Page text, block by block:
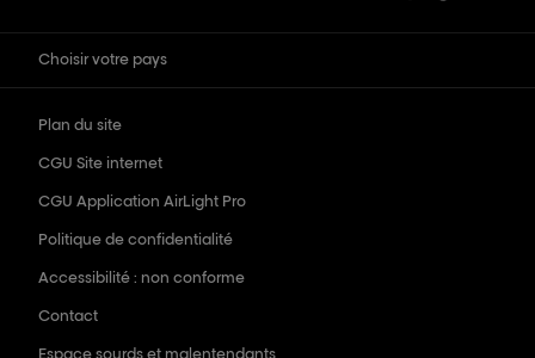
Choisir votre pays
Plan du site
CGU Site internet
CGU Application AirLight Pro
Politique de confidentialité
Accessibilité : non conforme
Contact
Espace sourds et malentendants